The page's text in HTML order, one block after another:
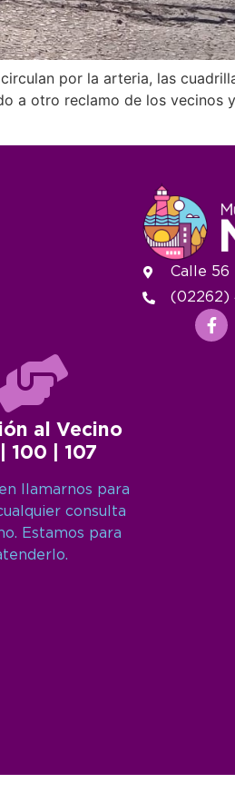
por la arteria, las
a otro reclamo de los vecinos
al Vecino
| 100 | 107
llamarnos para
consulta
Estamos para
Calle 56
(02262)